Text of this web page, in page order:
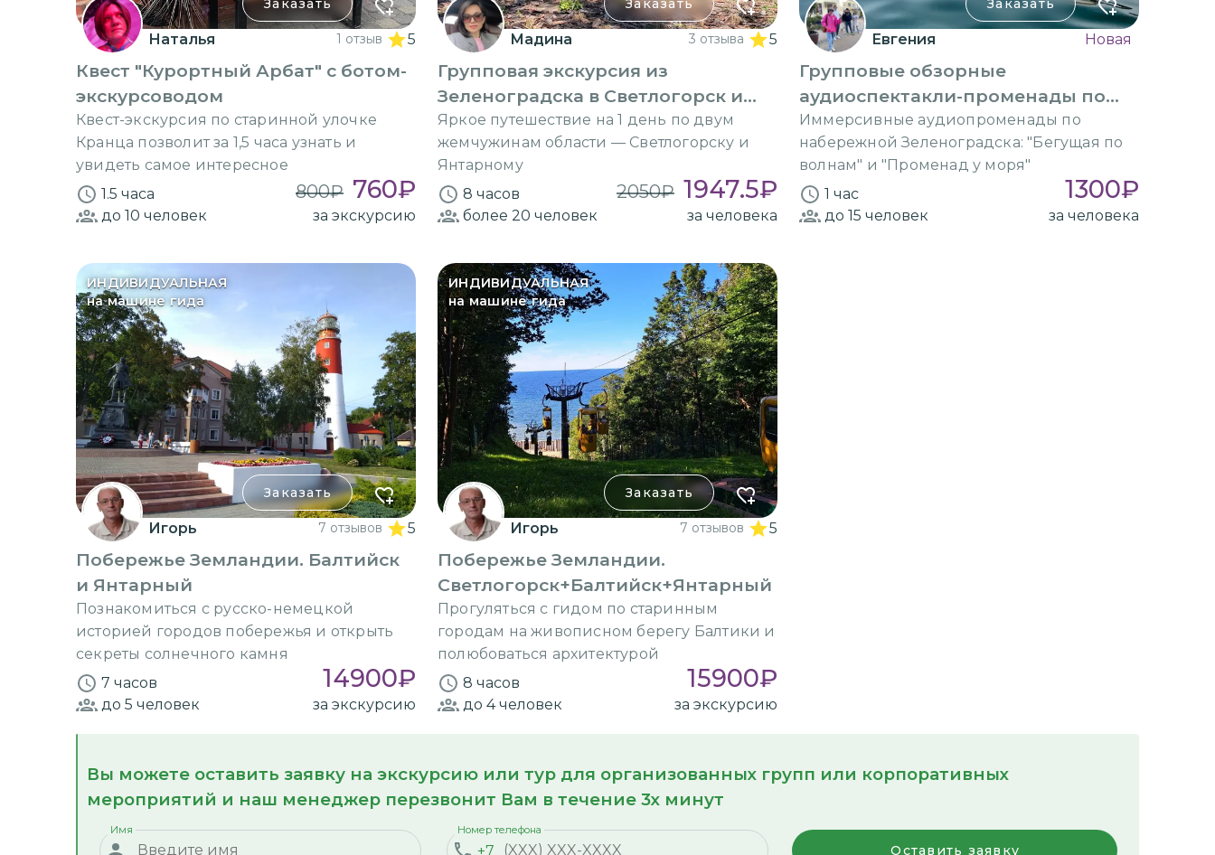
Заказать
Наталья 1 отзыв 5
Квест "Курортный Арбат" с ботом-
экскурсоводом
Квест-экскурсия по старинной улочке
Кранца позволит за 1,5 часа узнать и
увидеть самое интересное
1.5 часа
800₽ 760₽
до 10 человек за экскурсию
Заказать
Мадина 3 отзыва 5
Групповая экскурсия из
Зеленоградска в Светлогорск и
Янтарный
Яркое путешествие на 1 день по двум
жемчужинам области — Светлогорску и
Янтарному
8 часов
2050₽ 1947.5₽
более 20 человек за человека
Заказать
Евгения Новая
Групповые обзорные
аудиоспектакли-променады по
набережной
Иммерсивные аудиопроменады по
набережной Зеленоградска: "Бегущая по
волнам" и "Променад у моря"
1 час
1300₽
до 15 человек за человека
ИНДИВИДУАЛЬНАЯ
на машине гида
Заказать
Игорь 7 отзывов 5
Побережье Земландии. Балтийск
и Янтарный
Познакомиться с русско-немецкой
историей городов побережья и открыть
секреты солнечного камня
7 часов
14900₽
до 5 человек за экскурсию
ИНДИВИДУАЛЬНАЯ
на машине гида
Заказать
Игорь 7 отзывов 5
Побережье Земландии.
Светлогорск+Балтийск+Янтарный
Прогуляться с гидом по старинным
городам на живописном берегу Балтики и
полюбоваться архитектурой
8 часов
15900₽
до 4человек за экскурсию
Вы можете оставить заявку на экскурсию или тур для организованных групп или корпоративных
мероприятий и наш менеджер перезвонит Вам в течение 3х минут
Имя
+7
Номер телефона
Оставить заявку